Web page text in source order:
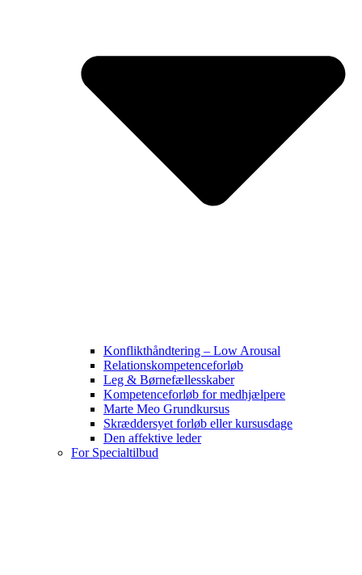
Konflikthåndtering – Low Arousal
Relationskompetenceforløb
Leg & Børnefællesskaber
Kompetenceforløb for medhjælpere
Marte Meo Grundkursus
Skræddersyet forløb eller kursusdage
Den affektive leder
For Specialtilbud